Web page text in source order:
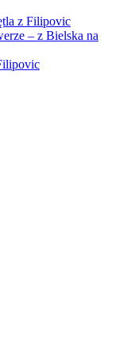
z Filipovic
– z Bielska na